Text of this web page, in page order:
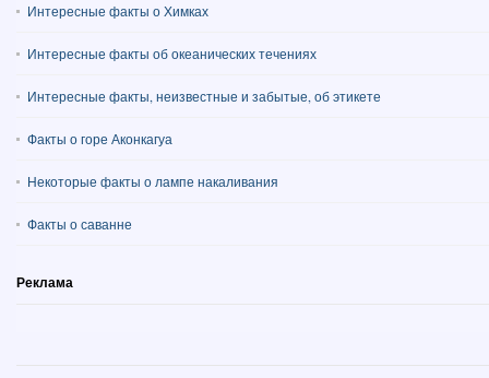
Интересные факты о Химках
Интересные факты об океанических течениях
Интересные факты, неизвестные и забытые, об этикете
Факты о горе Аконкагуа
Некоторые факты о лампе накаливания
Факты о саванне
Реклама